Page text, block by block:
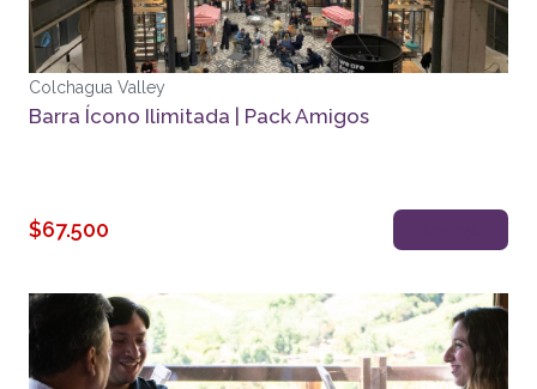
Colchagua Valley
Barra Ícono Ilimitada | Pack Amigos
$67.500